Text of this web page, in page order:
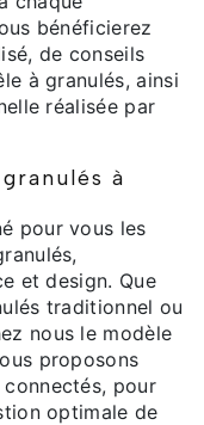
bénéficierez
de conseils
à granulés, ainsi
réalisée par
à
pour vous les
et design. Que
traditionnel ou
nous le modèle
proposons
pour
optimale de